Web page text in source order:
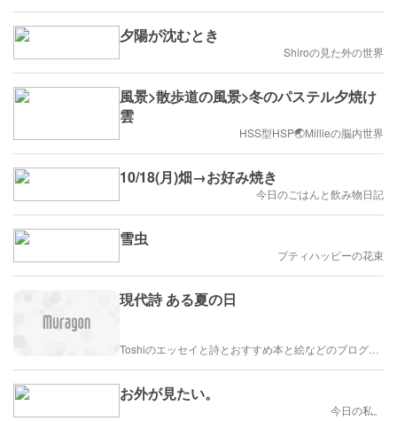
夕陽が沈むとき
Shiroの見た外の世界
風景>散歩道の風景>冬のパステル夕焼け
雲
HSS型HSP🌏Millieの脳内世界
10/18(月)畑→お好み焼き
今日のごはんと飲み物日記
雪虫
プティハッピーの花束
現代詩 ある夏の日
お外が見たい。
今日の私。